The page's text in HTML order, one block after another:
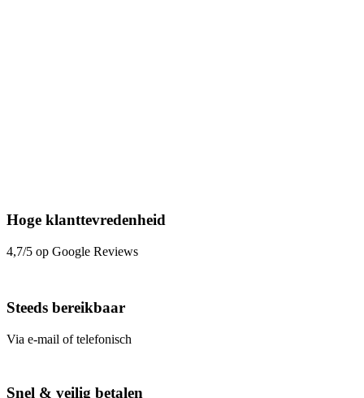
Hoge klanttevredenheid
4,7/5 op Google Reviews
Steeds bereikbaar
Via e-mail of telefonisch
Snel & veilig betalen